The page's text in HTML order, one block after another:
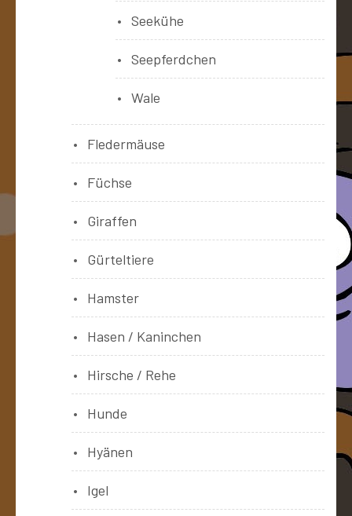
Seekühe
Seepferdchen
Wale
Fledermäuse
Füchse
Giraffen
Gürteltiere
Hamster
Hasen / Kaninchen
Hirsche / Rehe
Hunde
Hyänen
Igel